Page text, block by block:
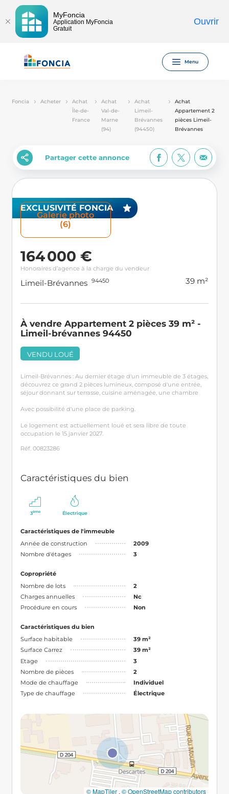
MyFoncia
Application MyFoncia
Gratuit
Ouvrir
Menu
Foncia Acheter
Achat
Île-de-
France
Achat
Val-de-
Marne
(94)
Achat
Limeil-
Brévannes
(94450)
Achat
Appartement 2
pièces Limeil-
Brévannes
Partager cette annonce
EXCLUSIVITÉ FONCIA
Galerie photo
(6)
À vendre Appartement 2 pièces 39 m² -
Limeil-brévannes 94450
VENDU LOUÉ
Limeil-Brévannes : Au dernier étage d'un immeuble de 3 étages,
découvrez ce grand 2 pièces lumineux, composé d'une entrée,
séjour donnant sur terrasse, cuisine aménagée, une chambre
Avec possibilité d'une place de parking.
Le logement est actuellement loué et sera libre de toute
occupation le 15 janvier 2027.
Réf. 00823286
Caractéristiques du bien
3ème Électrique
Caractéristiques de l'immeuble
Année de construction
2009
Nombre d'étages
3
Copropriété
Nombre de lots
2
Charges annuelles
Nc
Procédure en cours
Non
Caractéristiques du bien
Surface habitable
39 m²
Surface Carrez
39 m²
Etage
3
Nombre de pièces
2
Mode de chauffage
Individuel
Type de chauffage
Électrique
© MapTiler ,© OpenStreetMap contributors
164 000 €
Honoraires d’agence à la charge du vendeur
Limeil-Brévannes 94450 39 m²